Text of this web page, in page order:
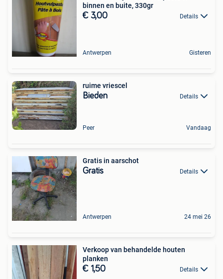
binnen en buite, 330gr
€ 3,00 Details
Antwerpen Gisteren
ruime vriescel
Bieden Details
Peer Vandaag
Gratis in aarschot
Gratis Details
Antwerpen 24 mei 26
Verkoop van behandelde houten
planken
€ 1,50 Details